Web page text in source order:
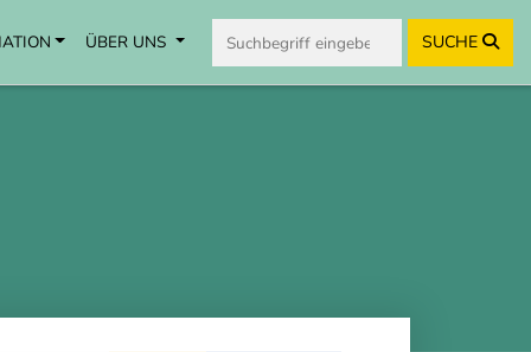
ÜBER UNS SUCHE